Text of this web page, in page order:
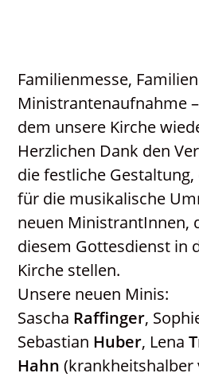
Gottesdienstordnung
Katholisches
Kontakt
Neuigkeiten
PGR / PKR
Familienmesse,
Ministrantenaufnahme
dem unsere Kirche
Herzlichen Dank den
die festliche
für die musikalische
neuen MinistrantInnen,
diesem Gottesdienst in
Kirche stellen.
Unsere neuen Minis:
Sascha Raffinger,
Sebastian Huber, Lena
Hahn